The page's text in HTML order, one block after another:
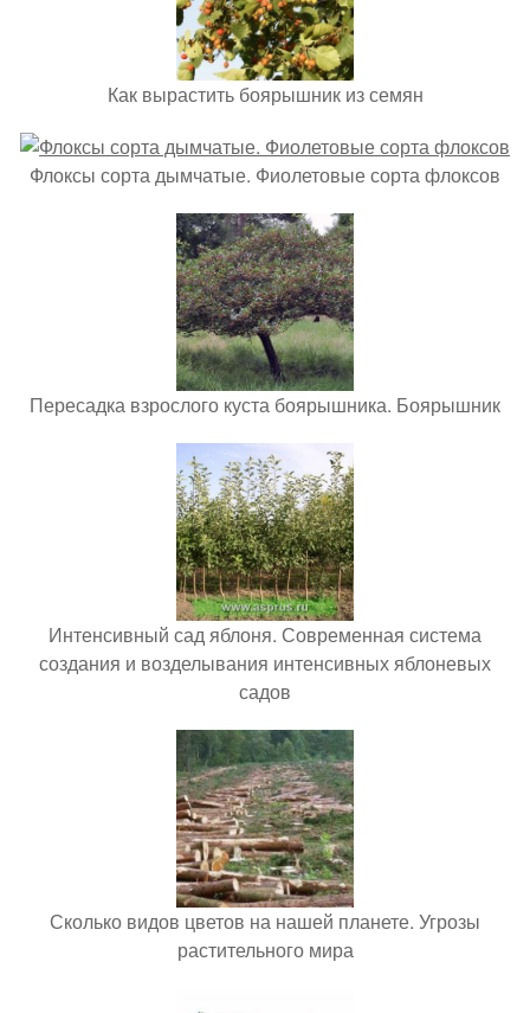
Как вырастить боярышник из семян
Флоксы сорта дымчатые. Фиолетовые сорта флоксов
Пересадка взрослого куста боярышника. Боярышник
Интенсивный сад яблоня. Современная система
создания и возделывания интенсивных яблоневых
садов
Сколько видов цветов на нашей планете. Угрозы
растительного мира